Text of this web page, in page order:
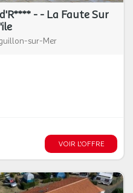
- - La Faute Sur
sur-Mer
VOIR L'OFFRE